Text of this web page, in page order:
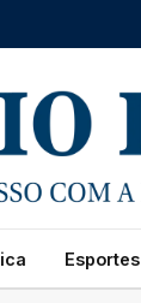
Esportes